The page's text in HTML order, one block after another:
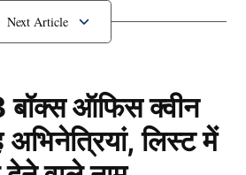
की प्लेइंग इलेवन में बड़े बदलाव हो
बताते है दूसरे टेस्ट में कैसी हो सकती है
एंट्री
बॉक्स ऑफिस क्वीन
अभिनेत्रियां, लिस्ट में